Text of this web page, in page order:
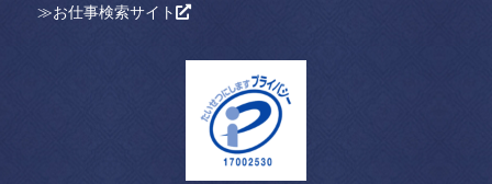
≫お仕事検索サイト